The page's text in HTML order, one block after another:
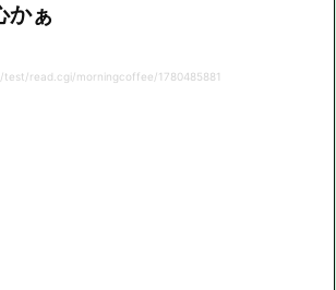
かぁ
test/read.cgi/morningcoffee/1780485881